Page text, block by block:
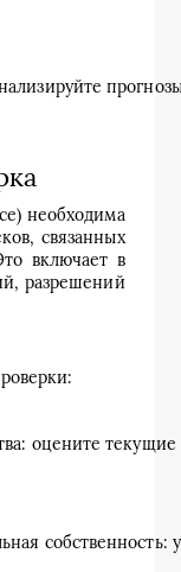
необходима
связанных
включает в
разрешений
оцените
собственность: